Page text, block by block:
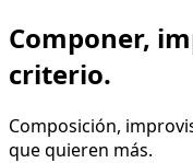
Componer,
criterio.
Composición,
que quieren más.